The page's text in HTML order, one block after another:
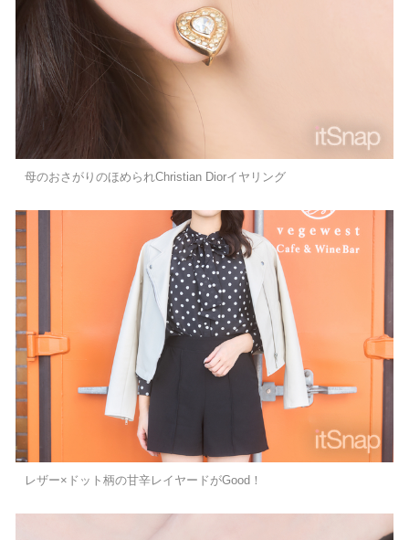
母のおさがりのほめられChristian Diorイヤリング
レザー×ドット柄の甘辛レイヤードがGood！